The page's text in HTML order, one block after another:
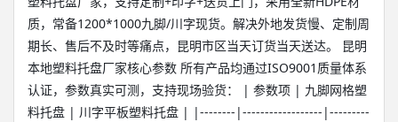
质，常备1200*1000九脚/川字现货。解决外地发货慢、定制周
期长、售后不及时等痛点，昆明市区当天订货当天送达。 昆明
本地塑料托盘厂家核心参数 所有产品均通过ISO9001质量体系
认证，参数真实可测，支持现场验货： | 参数项 | 九脚网格塑
料托盘 | 川字平板塑料托盘 | |--------|------------------|---------